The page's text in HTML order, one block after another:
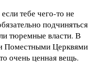
тебе чего-то не
подчиняться
тюремные власти. В
Поместными Церквями
очень ценная вещь.